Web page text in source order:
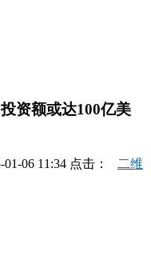
资额或达100亿美
01-06 11:34 点击： 二维